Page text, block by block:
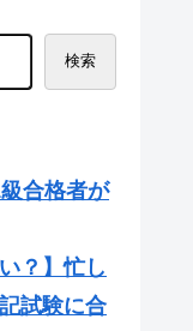
検索
合格者が
？】忙し
試験に合